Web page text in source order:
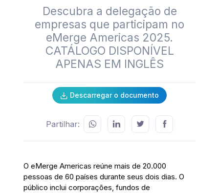
Descubra a delegação de
empresas que participam no
eMerge Americas 2025.
CATÁLOGO DISPONÍVEL
APENAS EM INGLÊS
Descarregar o documento
Partilhar:
O eMerge Americas reúne mais de 20.000
pessoas de 60 países durante seus dois dias. O
público inclui corporações, fundos de